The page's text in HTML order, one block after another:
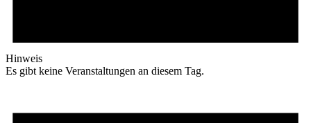
Hinweis
Es gibt keine Veranstaltungen an diesem Tag.